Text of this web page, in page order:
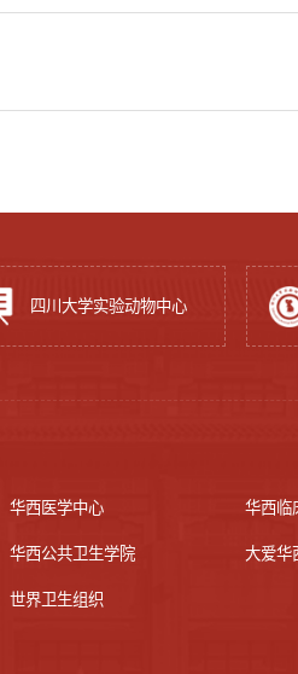
四川大学实验动物中心
华西医学中心 华西临
华西公共卫生学院 大爱华
世界卫生组织